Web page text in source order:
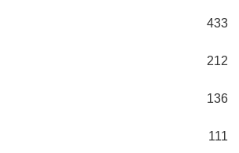
433
212
136
111